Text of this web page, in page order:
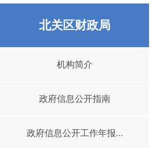
北关区财政局
机构简介
政府信息公开指南
政府信息公开工作年报...